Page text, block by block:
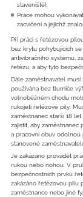
staveniště).
Práce mohou
zacvičeni a jejichž
Při práci s řetězovou
bez krytu pohybujících
antivibračního systému,
řetězu, a aby tyto
Dále zaměstnavatel
používána bez tlumiče
volnoběžném chodu
rukojeti řetězové pily.
zaměstnanec starší 18
zajistit, aby
a pracovní obuv odolnou
stanovené
Je zakázáno provádět
rukou nebo nohou. V
bezpečnostních prvků
zakázáno řetězovou pilu
zaměstnance nebo jiné